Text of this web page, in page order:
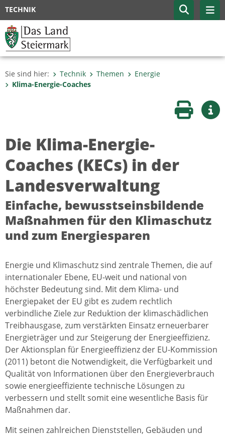
TECHNIK
Sie sind hier: Technik Themen
Energie
Klima-Energie-Coaches
Seite
Die Klima-Energie-
Coaches (KECs) in der
Landesverwaltung
Einfache, bewusstseinsbildende
Maßnahmen für den Klimaschutz
und zum Energiesparen
Energie und Klimaschutz sind zentrale Themen, die auf
internationaler Ebene, EU-weit und national von
höchster Bedeutung sind. Mit dem Klima- und
Energiepaket der EU gibt es zudem rechtlich
verbindliche Ziele zur Reduktion der klimaschädlichen
Treibhausgase, zum verstärkten Einsatz erneuerbarer
Energieträger und zur Steigerung der Energieeffizienz.
Der Aktionsplan für Energieeffizienz der EU-Kommission
(2011) betont die Notwendigkeit, die Verfügbarkeit und
Qualität von Informationen über den Energieverbrauch
sowie energieeffiziente technische Lösungen zu
verbessern und stellt somit eine wesentliche Basis für
Maßnahmen dar.
Mit seinen zahlreichen Dienststellen, Gebäuden und